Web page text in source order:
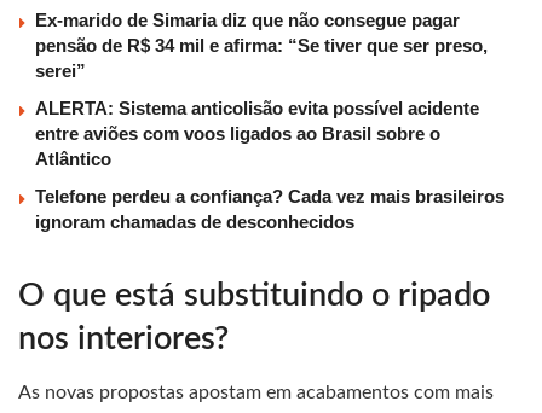
Ex-marido de Simaria diz que não consegue pagar
pensão de R$ 34 mil e afirma: “Se tiver que ser preso,
serei”
ALERTA: Sistema anticolisão evita possível acidente
entre aviões com voos ligados ao Brasil sobre o
Atlântico
Telefone perdeu a confiança? Cada vez mais brasileiros
ignoram chamadas de desconhecidos
O que está substituindo o ripado
nos interiores?
As novas propostas apostam em acabamentos com mais